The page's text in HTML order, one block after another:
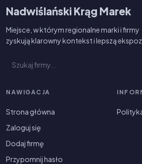
Nadwiślański Krąg Marek
Miejsce, w którym regionalne marki i firmy
zyskują klarowny kontekst i lepszą
NAWIGACJA
Strona główna
Zaloguj się
Dodaj firmę
Przypomnij hasło